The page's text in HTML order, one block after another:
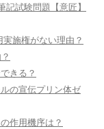
試験問題【意匠】
施権がない理由？
きる？
の宣伝プリン体ゼ
作用機序は？